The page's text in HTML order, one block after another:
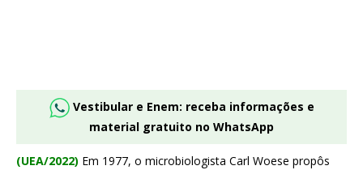
Vestibular e Enem: receba informações e
material gratuito no WhatsApp
(UEA/2022) Em 1977, o microbiologista Carl Woese propôs